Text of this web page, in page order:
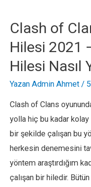
BEDAVA
BC
KAZANMA
Clash of
Hilesi 2021
Hilesi Nasıl
Yazan Admin Ahmet /
Clash of Clans
yolla hiç bu kadar kolay
bir şekilde çalışan bu
herkesin denemesini
yöntem araştırdığım
çalışan bir hiledir.